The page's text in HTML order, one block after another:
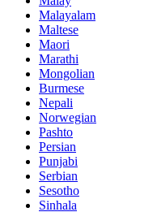
Malayalam
Maltese
Maori
Marathi
Mongolian
Burmese
Nepali
Norwegian
Pashto
Persian
Punjabi
Serbian
Sesotho
Sinhala